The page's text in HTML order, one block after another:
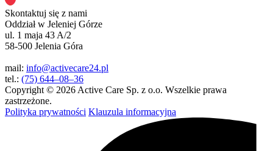
Skontaktuj się z nami
Oddział w Jeleniej Górze
ul. 1 maja 43 A/2
58-500 Jelenia Góra
mail: info@activecare24.pl
tel.: (75) 644–08–36
Copyright © 2026 Active Care Sp. z o.o. Wszelkie prawa
zastrzeżone.
Polityka prywatności Klauzula informacyjna